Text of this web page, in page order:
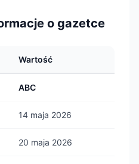
o gazetce
Wartość
ABC
14 maja 2026
20 maja 2026